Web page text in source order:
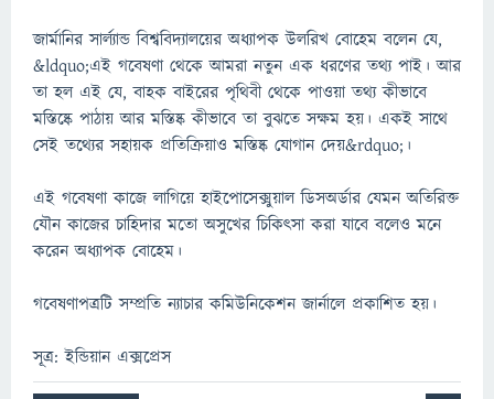
জার্মানির সার্ল্যান্ড বিশ্ববিদ্যালয়ের অধ্যাপক উলরিখ বোহেম বলেন যে,
&ldquo;এই গবেষণা থেকে আমরা নতুন এক ধরণের তথ্য পাই। আর
তা হল এই যে, বাহক বাইরের পৃথিবী থেকে পাওয়া তথ্য কীভাবে
মস্তিষ্কে পাঠায় আর মস্তিষ্ক কীভাবে তা বুঝতে সক্ষম হয়। একই সাথে
সেই তথ্যের সহায়ক প্রতিক্রিয়াও মস্তিষ্ক যোগান দেয়&rdquo;।
এই গবেষণা কাজে লাগিয়ে হাইপোসেক্সুয়াল ডিসঅর্ডার যেমন অতিরিক্ত
যৌন কাজের চাহিদার মতো অসুখের চিকিৎসা করা যাবে বলেও মনে
করেন অধ্যাপক বোহেম।
গবেষণাপত্রটি সম্প্রতি ন্যাচার কমিউনিকেশন জার্নালে প্রকাশিত হয়।
সূত্র: ইন্ডিয়ান এক্সপ্রেস